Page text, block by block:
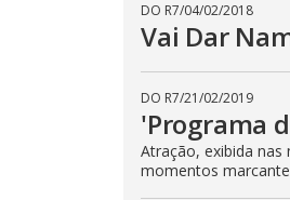
DO R7/04/02/2018
Vai Dar
DO R7/21/02/2019
'Programa
Atração, exibida
momentos